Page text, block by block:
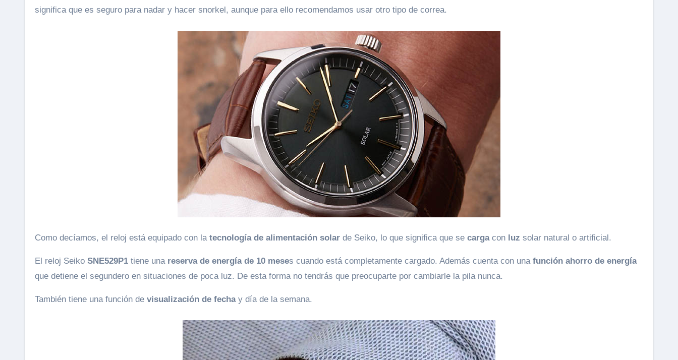
significa que es seguro para nadar y hacer snorkel, aunque para ello recomendamos usar otro tipo de correa.
Como decíamos, el reloj está equipado con la tecnología de alimentación solar de Seiko, lo que significa que se cargacon luz solar natural o artificial.
El reloj Seiko SNE529P1 tiene una reserva de energía de 10 meses cuando está completamente cargado. Además cuenta con una función ahorro de energía
que detiene el segundero en situaciones de poca luz. De esta forma no tendrás que preocuparte por cambiarle la pila nunca.
También tiene una función de visualización de fechay día de la semana.